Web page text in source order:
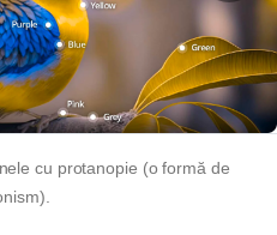
cu protanopie (o formă de